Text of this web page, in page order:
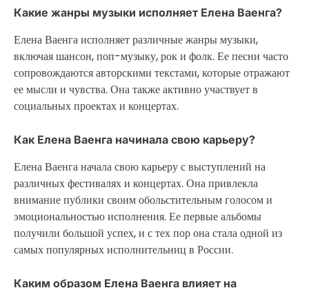
Какие жанры музыки исполняет Елена Ваенга?
Елена Ваенга исполняет различные жанры музыки,
включая шансон, поп-музыку, рок и фолк. Ее песни часто
сопровождаются авторскими текстами, которые отражают
ее мысли и чувства. Она также активно участвует в
социальных проектах и концертах.
Как Елена Ваенга начинала свою карьеру?
Елена Ваенга начала свою карьеру с выступлений на
различных фестивалях и концертах. Она привлекла
внимание публики своим обольстительным голосом и
эмоциональностью исполнения. Ее первые альбомы
получили большой успех, и с тех пор она стала одной из
самых популярных исполнительниц в России.
Каким образом Елена Ваенга влияет на